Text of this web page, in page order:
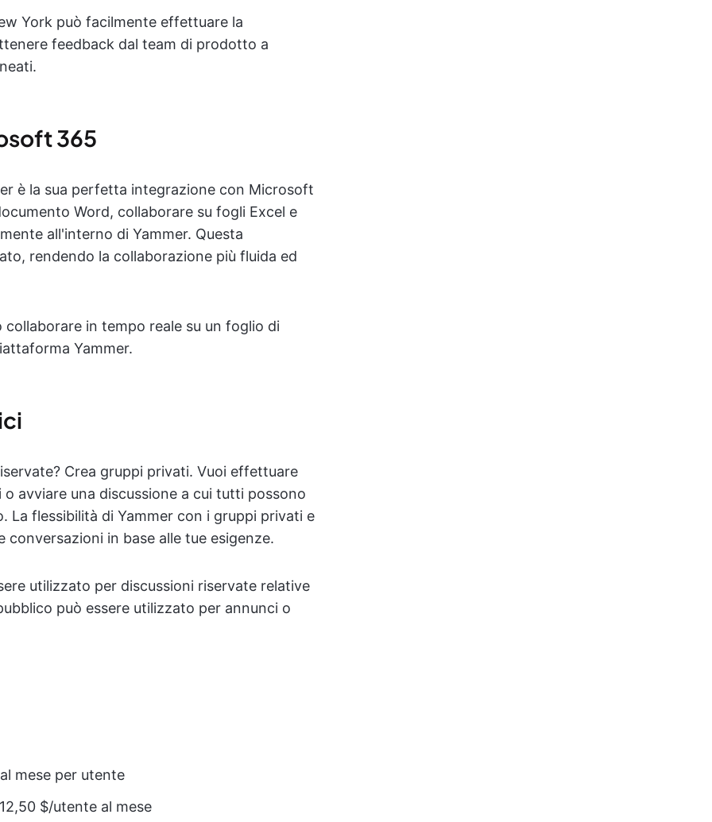
York può facilmente effettuare la
feedback dal team di prodotto a
365
è la sua perfetta integrazione con Microsoft
Word, collaborare su fogli Excel e
all'interno di Yammer. Questa
rendendo la collaborazione più fluida ed
in tempo reale su un foglio di
Yammer.
Crea gruppi privati. Vuoi effettuare
avviare una discussione a cui tutti possono
La flessibilità di Yammer con i gruppi privati e
in base alle tue esigenze.
utilizzato per discussioni riservate relative
può essere utilizzato per annunci o
mese per utente
12,50 $/utente al mese